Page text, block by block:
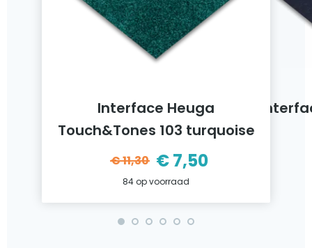
Interface Heuga
Touch&Tones 103 turquoise
€11,30
Oorspronkelijke
prijs
was:
€7,50
Huidige
prijs
is:
84 op voorraad